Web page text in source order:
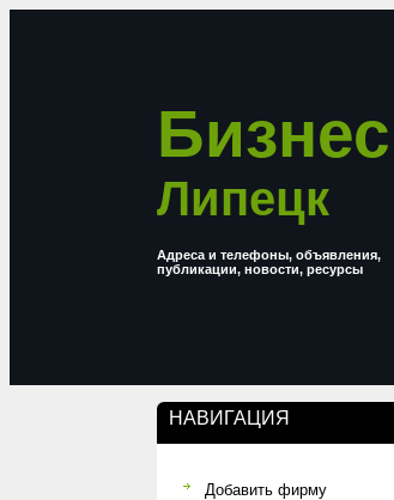
Бизнес
Липецк
Адреса и телефоны, объявления,
публикации, новости, ресурсы
НАВИГАЦИЯ
Добавить фирму